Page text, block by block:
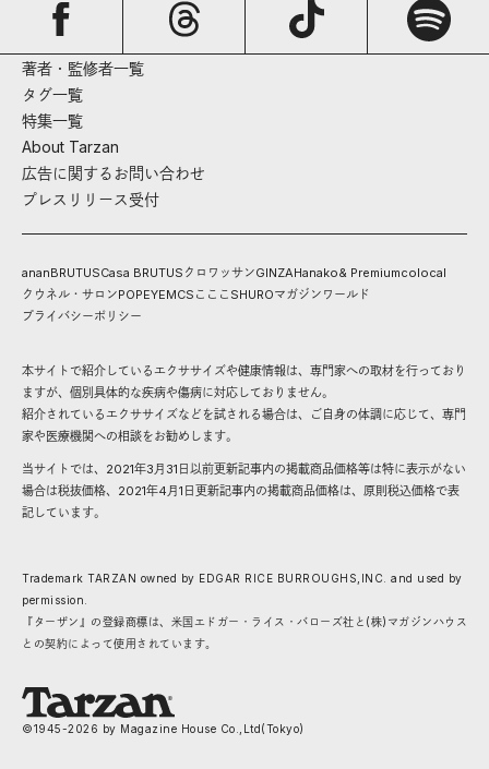
著者・監修者一覧
タグ一覧
特集一覧
About Tarzan
広告に関するお問い合わせ
プレスリリース受付
ananBRUTUSCasa BRUTUS クロワッサンGINZAHanako& Premiumcolocal
クウネル・サロンPOPEYEMCS こここ SHUROマガジンワールド
プライバシーポリシー
本サイトで紹介しているエクササイズや健康情報は、専門家への取材を行っており
ますが、個別具体的な疾病や傷病に対応しておりません。
紹介されているエクササイズなどを試される場合は、ご自身の体調に応じて、専門
家や医療機関への相談をお勧めします。
当サイトでは、2021年3月31日以前更新記事内の掲載商品価格等は特に表示がない
場合は税抜価格、2021年4月1日更新記事内の掲載商品価格は、原則税込価格で表
記しています。
Trademark TARZAN owned by EDGAR RICE BURROUGHS,INC. and used by
permission.
『ターザン』の登録商標は、米国エドガー・ライス・バローズ社と(株)マガジンハウス
との契約によって使用されています。
©1945-2026 by Magazine House Co.,Ltd(Tokyo)